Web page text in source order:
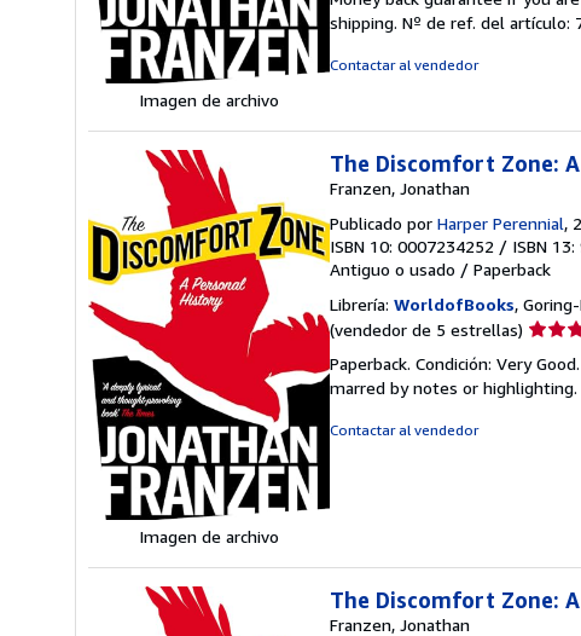
Imagen de archivo
5
shipping. Nº de ref. del artículo:
Contactar al vendedor
Imagen de archivo
The Discomfort Zone:
Franzen, Jonathan
Publicado por Harper Perennial,
ISBN 10: 0007234252 / ISBN
Antiguo o usado / Paperback
Librería: WorldofBooks,
(vendedor de 5 estrellas)
5
Paperback. Condición: Very
marred by notes or
Contactar al vendedor
The Discomfort Zone:
Franzen, Jonathan